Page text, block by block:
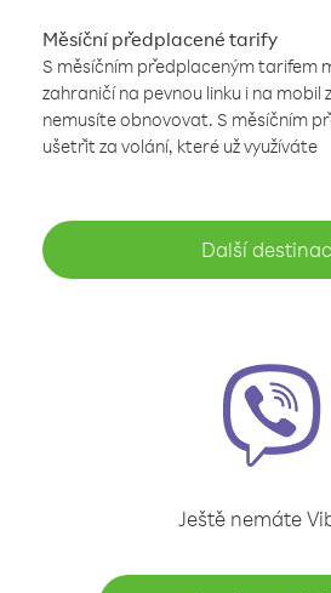
Měsíční předplacené tarify
S měsíčním předplaceným tarifem
zahraničí na pevnou linku i na mobil
nemusíte obnovovat. S měsíčním
ušetřit za volání, které už využíváte
Další
Ještě nemáte